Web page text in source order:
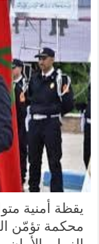
يقظة أمنية
محكمة تؤمّن